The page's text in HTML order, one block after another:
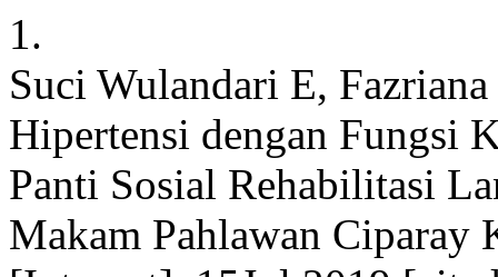
1.
Suci Wulandari E,
Hipertensi dengan Fungsi
Panti Sosial Rehabilitasi
Makam Pahlawan Ciparay